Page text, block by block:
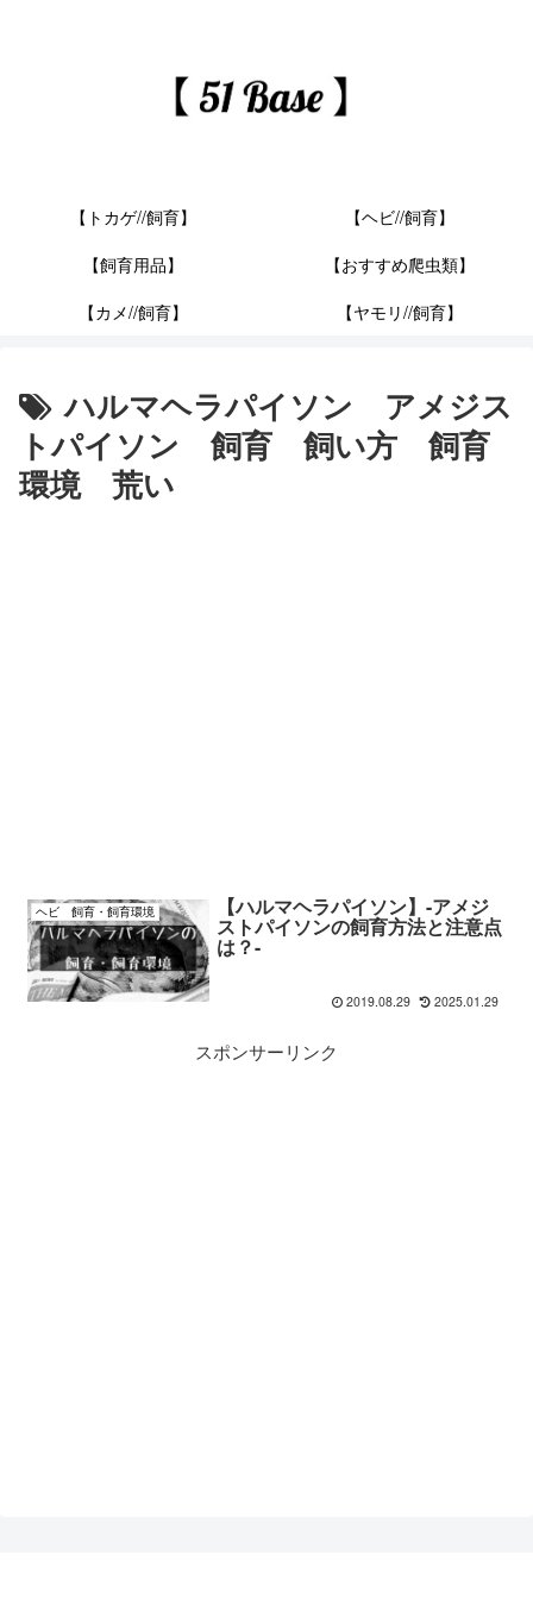
【トカゲ//飼育】
【ヘビ//飼育】
【飼育用品】
【おすすめ爬虫類】
【カメ//飼育】
【ヤモリ//飼育】
ハルマヘラパイソン アメジス
トパイソン 飼育 飼い方 飼育
環境 荒い
ヘビ 飼育・飼育環境 【ハルマヘラパイソン】-アメジ
ストパイソンの飼育方法と注意点
は？-
2019.08.29 2025.01.29
スポンサーリンク